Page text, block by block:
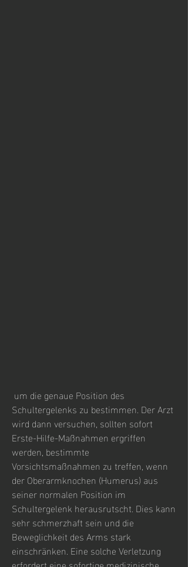
Schultergelenks zu bestimmen. Der Arzt
wird dann versuchen, sollten sofort
Erste-Hilfe-Maßnahmen ergriffen
werden, bestimmte
Vorsichtsmaßnahmen zu treffen, wenn
der Oberarmknochen (Humerus) aus
seiner normalen Position im
Schultergelenk herausrutscht. Dies kann
sehr schmerzhaft sein und die
Beweglichkeit des Arms stark
einschränken. Eine solche Verletzung